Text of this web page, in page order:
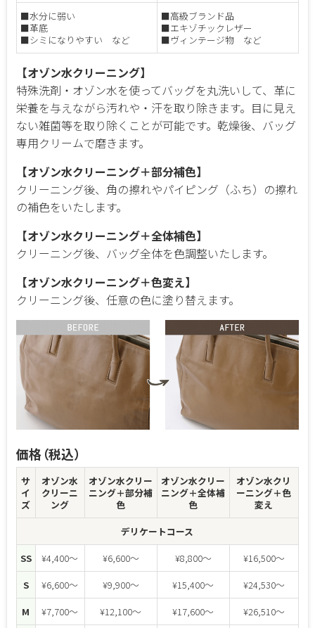
■水分に弱い
■革底
■シミになりやすい など
■高級ブランド品
■エキゾチックレザー
■ヴィンテージ物 など
【オゾン水クリーニング】
特殊洗剤・オゾン水を使ってバッグを丸洗いして、革に
栄養を与えながら汚れや・汗を取り除きます。目に見え
ない雑菌等を取り除くことが可能です。乾燥後、バッグ
専用クリームで磨きます。
【オゾン水クリーニング＋部分補色】
クリーニング後、角の擦れやパイピング（ふち）の擦れ
の補色をいたします。
【オゾン水クリーニング＋全体補色】
クリーニング後、バッグ全体を色調整いたします。
【オゾン水クリーニング＋色変え】
クリーニング後、任意の色に塗り替えます。
価格（税込）
サ
イ
ズ
オゾン水
クリーニ
ング
オゾン水クリー
ニング＋部分補
色
オゾン水クリー
ニング＋全体補
色
オゾン水クリ
ーニング＋色
変え
デリケートコース
SS
¥4,400～ ¥6,600～ ¥8,800～
¥16,500～
S
¥6,600～ ¥9,900～ ¥15,400～
¥24,530～
M
¥7,700～ ¥12,100～ ¥17,600～
¥26,510～